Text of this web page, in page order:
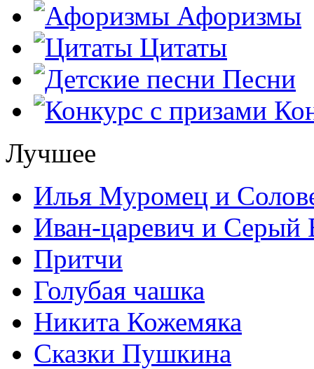
Афоризмы
Цитаты
Песни
Лучшее
Илья Муромец и
Иван-царевич и Серый
Притчи
Голубая чашка
Никита Кожемяка
Сказки Пушкина